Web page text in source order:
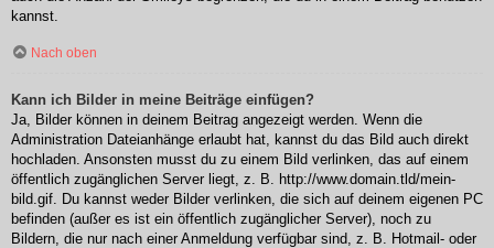
kannst.
Nach oben
Kann ich Bilder in meine Beiträge einfügen?
Ja, Bilder können in deinem Beitrag angezeigt werden. Wenn die
Administration Dateianhänge erlaubt hat, kannst du das Bild auch direkt
hochladen. Ansonsten musst du zu einem Bild verlinken, das auf einem
öffentlich zugänglichen Server liegt, z. B. http://www.domain.tld/mein-
bild.gif. Du kannst weder Bilder verlinken, die sich auf deinem eigenen PC
befinden (außer es ist ein öffentlich zugänglicher Server), noch zu
Bildern, die nur nach einer Anmeldung verfügbar sind, z. B. Hotmail- oder